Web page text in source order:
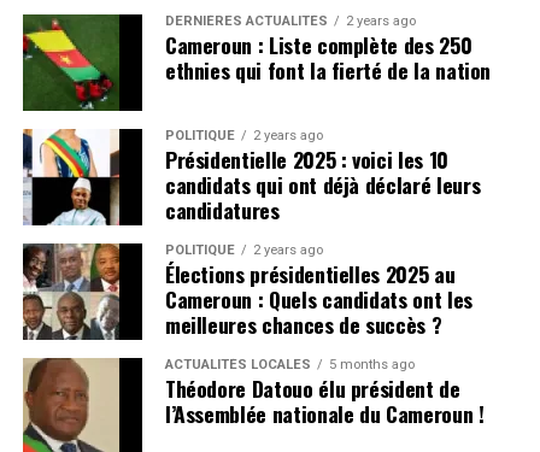
DERNIÈRES ACTUALITÉS 2 years ago
Cameroun : Liste complète des 250
ethnies qui font la fierté de la nation
POLITIQUE 2 years ago
Présidentielle 2025 : voici les 10
candidats qui ont déjà déclaré leurs
candidatures
POLITIQUE 2 years ago
Élections présidentielles 2025 au
Cameroun : Quels candidats ont les
meilleures chances de succès ?
ACTUALITÉS LOCALES 5 months ago
Théodore Datouo élu président de
l’Assemblée nationale du Cameroun !